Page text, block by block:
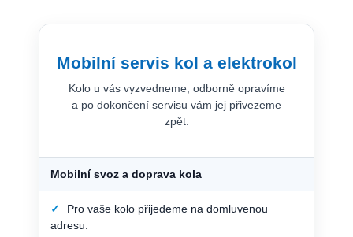
Mobilní servis kol a elektrokol
Kolo u vás vyzvedneme, odborně opravíme
a po dokončení servisu vám jej přivezeme
zpět.
Mobilní svoz a doprava kola
✓
Pro vaše kolo přijedeme na domluvenou
adresu.